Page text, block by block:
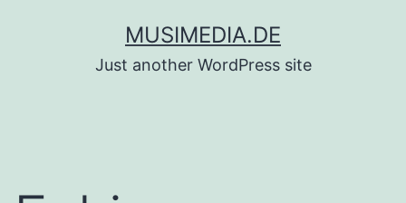
MUSIMEDIA.DE
Just another WordPress site